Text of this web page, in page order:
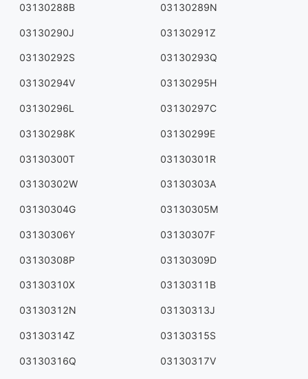
03130288B 03130289N
03130290J 03130291Z
03130292S 03130293Q
03130294V 03130295H
03130296L 03130297C
03130298K 03130299E
03130300T 03130301R
03130302W 03130303A
03130304G 03130305M
03130306Y 03130307F
03130308P 03130309D
03130310X 03130311B
03130312N 03130313J
03130314Z 03130315S
03130316Q 03130317V